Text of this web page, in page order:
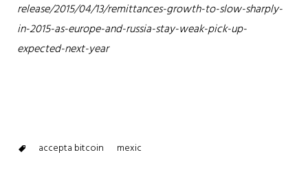
release/2015/04/13/remittances-growth-to-slow-sharply-
in-2015-as-europe-and-russia-stay-weak-pick-up-
expected-next-year
accepta bitcoin mexic